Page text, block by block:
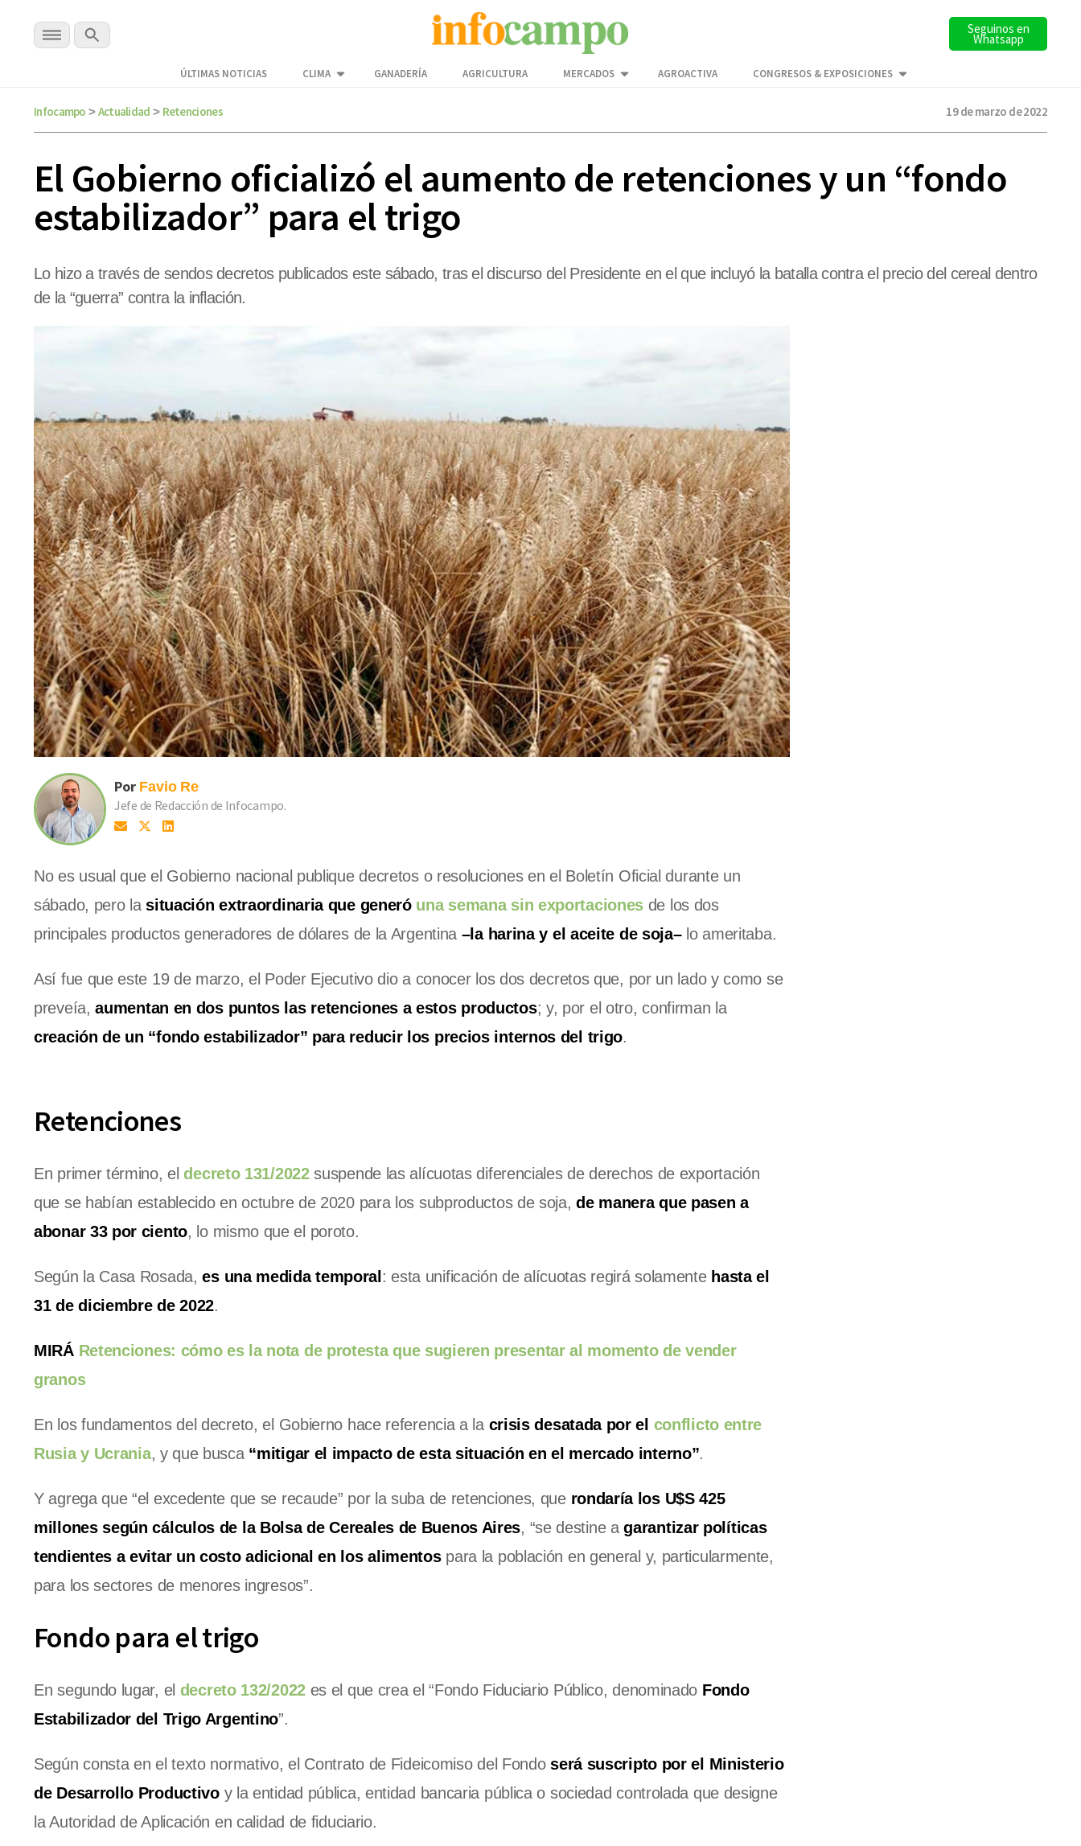
Seguinos en
Whatsapp
ÚLTIMAS NOTICIAS CLIMA GANADERÍA AGRICULTURA MERCADOS AGROACTIVA CONGRESOS & EXPOSICIONES
Infocampo > Actualidad > Retenciones 19 de marzo de 2022
El Gobierno oficializó el aumento de retenciones y un “fondo
estabilizador” para el trigo
Lo hizo a través de sendos decretos publicados este sábado, tras el discurso del Presidente en el que incluyó la batalla contra el precio del cereal dentro
de la “guerra” contra la inflación.
Por Favio Re
Jefe de Redacción de Infocampo.
No es usual que el Gobierno nacional publique decretos o resoluciones en el Boletín Oficial durante un
sábado, pero lasituación extraordinaria que generó una semana sin exportaciones de los dos
principales productos generadores de dólares de la Argentina –la harina y el aceite de soja–lo ameritaba.
Así fue que este 19 de marzo, el Poder Ejecutivo dio a conocer los dos decretos que, por un lado y como se
preveía,aumentan en dos puntos las retenciones a estos productos; y, por el otro, confirman la
creación de un “fondo estabilizador” para reducir los precios internos del trigo.
Retenciones
En primer término, el decreto 131/2022suspende las alícuotas diferenciales de derechos de exportación
que se habían establecido en octubre de 2020 para los subproductos de soja,de manera que pasen a
abonar 33 por ciento, lo mismo que el poroto.
Según la Casa Rosada,es una medida temporal : esta unificación de alícuotas regirá solamente hasta el
31 de diciembre de 2022.
MIRÁ Retenciones: cómo es la nota de protesta que sugieren presentar al momento de vender
granos
En los fundamentos del decreto, el Gobierno hace referencia a la crisis desatada por el conflicto entre
Rusia y Ucrania, y que busca “mitigar el impacto de esta situación en el mercado interno”.
Y agrega que “el excedente que se recaude” por la suba de retenciones, que rondaría los U$S 425
millones según cálculos de la Bolsa de Cereales de Buenos Aires, “se destine agarantizar políticas
tendientes a evitar un costo adicional en los alimentospara la población en general y, particularmente,
para los sectores de menores ingresos”.
Fondo para el trigo
En segundo lugar, el decreto 132/2022es el que crea el “Fondo Fiduciario Público, denominado Fondo
Estabilizador del Trigo Argentino”.
Según consta en el texto normativo, el Contrato de Fideicomiso del Fondoserá suscripto por el Ministerio
de Desarrollo Productivoy la entidad pública, entidad bancaria pública o sociedad controlada que designe
la Autoridad de Aplicación en calidad de fiduciario.